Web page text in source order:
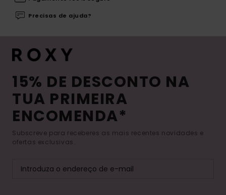
Precisas de ajuda?
15% DE DESCONTO NA
TUA PRIMEIRA
ENCOMENDA*
Subscreve para receberes as mais recentes novidades e
ofertas exclusivas.